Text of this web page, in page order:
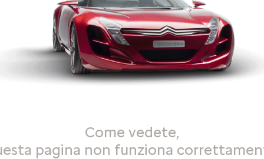
Come vedete,
pagina non funziona